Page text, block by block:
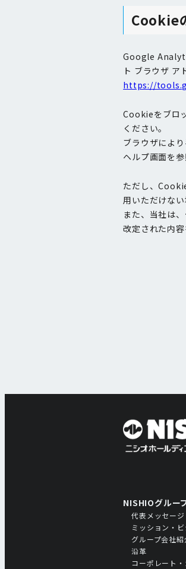
Cookie
Google
ト ブラウザ ア
https://
Cookieをブロ
ください。
ブラウザによ
ヘルプ画面を参
ただし、
用いただけない
また、当社は
改定された内
NISHIOグルー
代表メッセージ
ミッション・
グループ会社紹
沿革
コーポレート